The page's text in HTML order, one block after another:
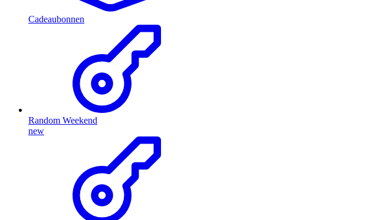
Cadeaubonnen
Random Weekend
new